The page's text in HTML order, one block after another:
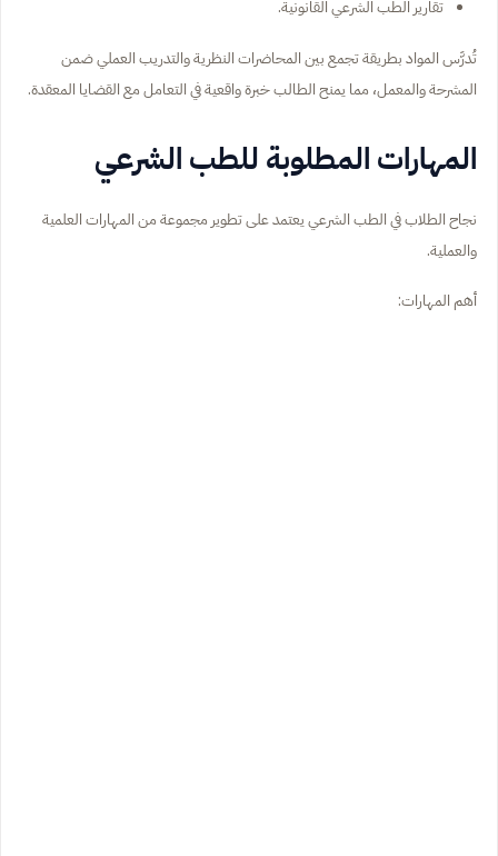
تقارير الطب الشرعي القانونية.
تُدرَّس المواد بطريقة تجمع بين المحاضرات النظرية والتدريب العملي ضمن
المشرحة والمعمل، مما يمنح الطالب خبرة واقعية في التعامل مع القضايا المعقدة.
المهارات المطلوبة للطب الشرعي
نجاح الطلاب في الطب الشرعي يعتمد على تطوير مجموعة من المهارات العلمية
والعملية.
أهم المهارات: